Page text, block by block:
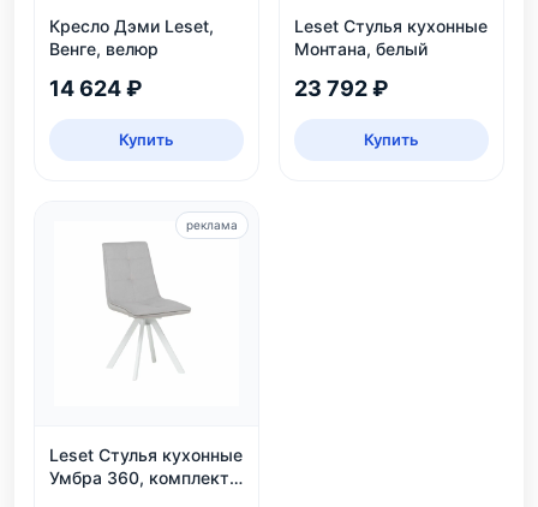
Кресло Дэми Leset,
Венге, велюр
14 624 ₽
Купить
Leset Стулья кухонные
Монтана, белый
23 792 ₽
Купить
Leset Стулья кухонные
Умбра 360, комплект
реклама